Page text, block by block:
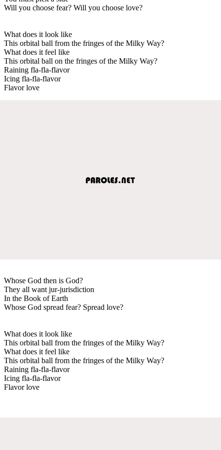
Will you choose fear? Will you choose love?
What does it look like
This orbital ball from the fringes of the Milky Way?
What does it feel like
This orbital ball on the fringes of the Milky Way?
Raining fla-fla-flavor
Icing fla-fla-flavor
Flavor love
Whose God then is God?
They all want jur-jurisdiction
In the Book of Earth
Whose God spread fear? Spread love?
What does it look like
This orbital ball from the fringes of the Milky Way?
What does it feel like
This orbital ball from the fringes of the Milky Way?
Raining fla-fla-flavor
Icing fla-fla-flavor
Flavor love